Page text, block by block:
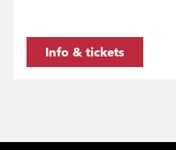
Info & tickets